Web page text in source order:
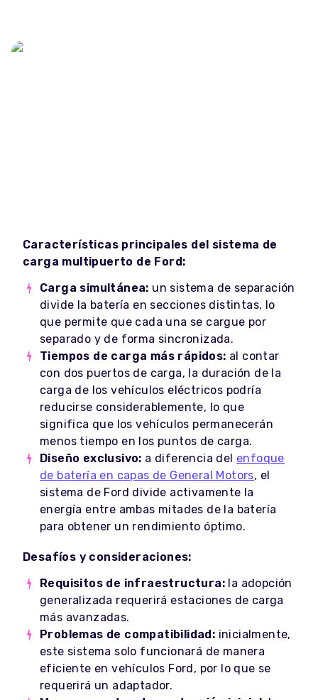
Características principales del sistema de
carga multipuerto de Ford:
Carga simultánea: un sistema de separación
divide la batería en secciones distintas, lo
que permite que cada una se cargue por
separado y de forma sincronizada.
Tiempos de carga más rápidos: al contar
con dos puertos de carga, la duración de la
carga de los vehículos eléctricos podría
reducirse considerablemente, lo que
significa que los vehículos permanecerán
menos tiempo en los puntos de carga.
Diseño exclusivo: a diferencia del enfoque
de batería en capas de General Motors, el
sistema de Ford divide activamente la
energía entre ambas mitades de la batería
para obtener un rendimiento óptimo.
Desafíos y consideraciones:
Requisitos de infraestructura: la adopción
generalizada requerirá estaciones de carga
más avanzadas.
Problemas de compatibilidad: inicialmente,
este sistema solo funcionará de manera
eficiente en vehículos Ford, por lo que se
requerirá un adaptador.